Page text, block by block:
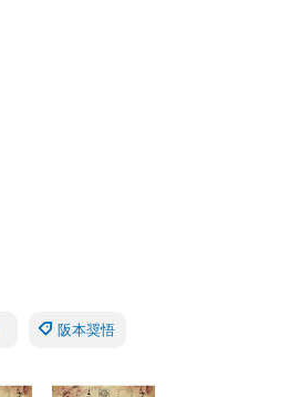
阪本奨悟